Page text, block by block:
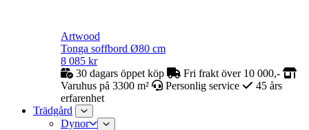
Artwood
Tonga soffbord Ø80 cm
8 085 kr
30 dagars öppet köp
Fri frakt över 10 000,-
Varuhus på 3300 m²
Personlig service
45 års
erfarenhet
Trädgård
Dynor